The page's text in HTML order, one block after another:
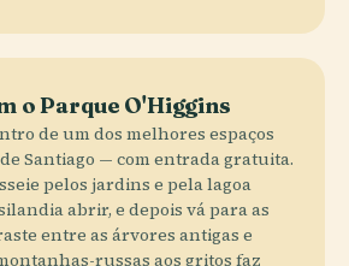
o Parque O'Higgins
de um dos melhores espaços
Santiago — com entrada gratuita.
pelos jardins e pela lagoa
abrir, e depois vá para as
entre as árvores antigas e
russas aos gritos faz